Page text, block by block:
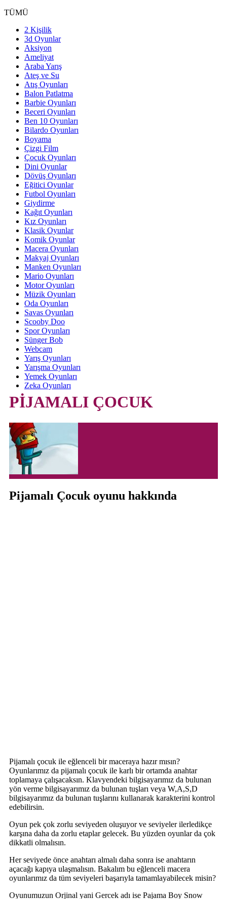
TÜMÜ
2 Kişilik
3d Oyunlar
Aksiyon
Ameliyat
Araba Yarış
Ateş ve Su
Atış Oyunları
Balon Patlatma
Barbie Oyunları
Beceri Oyunları
Ben 10 Oyunları
Bilardo Oyunları
Boyama
Çizgi Film
Çocuk Oyunları
Dini Oyunlar
Dövüş Oyunları
Eğitici Oyunlar
Futbol Oyunları
Giydirme
Kağıt Oyunları
Kız Oyunları
Klasik Oyunlar
Komik Oyunlar
Macera Oyunları
Makyaj Oyunları
Manken Oyunları
Mario Oyunları
Motor Oyunları
Müzik Oyunları
Oda Oyunları
Savas Oyunları
Scooby Doo
Spor Oyunları
Sünger Bob
Webcam
Yarış Oyunları
Yarışma Oyunları
Yemek Oyunları
Zeka Oyunları
PİJAMALI ÇOCUK
Pijamalı Çocuk oyunu hakkında
Pijamalı çocuk ile eğlenceli bir maceraya hazır mısın?
Oyunlarımız da pijamalı çocuk ile karlı bir ortamda anahtar
toplamaya çalışacaksın. Klavyendeki bilgisayarımız da bulunan
yön verme bilgisayarımız da bulunan tuşları veya W,A,S,D
bilgisayarımız da bulunan tuşlarını kullanarak karakterini kontrol
edebilirsin.
Oyun pek çok zorlu seviyeden oluşuyor ve seviyeler ilerledikçe
karşına daha da zorlu etaplar gelecek. Bu yüzden oyunlar da çok
dikkatli olmalısın.
Her seviyede önce anahtarı almalı daha sonra ise anahtarın
açacağı kapıya ulaşmalısın. Bakalım bu eğlenceli macera
oyunlarımız da tüm seviyeleri başarıyla tamamlayabilecek misin?
Oyunumuzun Orjinal yani Gercek adı ise Pajama Boy Snow